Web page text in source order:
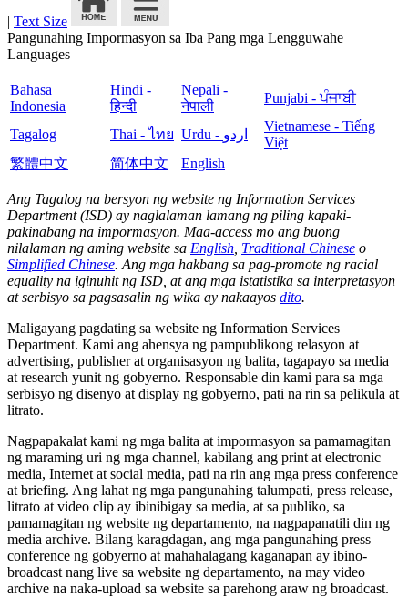
| Text Size
Pangunahing Impormasyon sa Iba Pang mga Lengguwahe
Languages
Bahasa
Indonesia
Hindi -
हिन्दी
Nepali -
नेपाली
Punjabi - ਪੰਜਾਬੀ
Tagalog Thai - ไทย Urdu - اردو
Vietnamese - Tiếng
Việt
繁體中文
简体中文 English
Ang Tagalog na bersyon ng website ng Information Services
Department (ISD) ay naglalaman lamang ng piling kapaki-
pakinabang na impormasyon. Maa-access mo ang buong
nilalaman ng aming website sa English Traditional Chinese o
Simplified Chinese. Ang mga hakbang sa pag-promote ng racial
equality na iginuhit ng ISD, at ang mga istatistika sa interpretasyon
at serbisyo sa pagsasalin ng wika ay nakaayos dito.
Maligayang pagdating sa website ng Information Services
Department. Kami ang ahensya ng pampublikong relasyon at
advertising, publisher at organisasyon ng balita, tagapayo sa media
at research yunit ng gobyerno. Responsable din kami para sa mga
serbisyo ng disenyo at display ng gobyerno, pati na rin sa pelikula at
litrato.
Nagpapakalat kami ng mga balita at impormasyon sa pamamagitan
ng maraming uri ng mga channel, kabilang ang print at electronic
media, Internet at social media, pati na rin ang mga press conference
at briefing. Ang lahat ng mga pangunahing talumpati, press release,
litrato at video clip ay ibinibigay sa media, at sa publiko, sa
pamamagitan ng website ng departamento, na nagpapanatili din ng
media archive. Bilang karagdagan, ang mga pangunahing press
conference ng gobyerno at mahahalagang kaganapan ay ibino-
broadcast nang live sa website ng departamento, na may video
archive na naka-upload sa website sa parehong araw ng broadcast.